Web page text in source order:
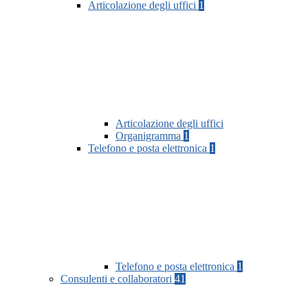
Articolazione degli uffici 1
Articolazione degli uffici
Organigramma 1
Telefono e posta elettronica 1
Telefono e posta elettronica 1
Consulenti e collaboratori 41